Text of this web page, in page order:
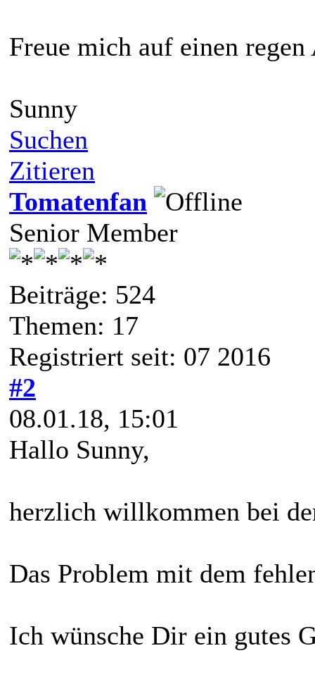
Freue mich auf einen
Sunny
Suchen
Zitieren
Tomatenfan
Senior Member
Beiträge: 524
Themen: 17
Registriert seit: 07 2016
#2
08.01.18, 15:01
Hallo Sunny,
herzlich willkommen bei
Das Problem mit dem
Ich wünsche Dir ein gutes